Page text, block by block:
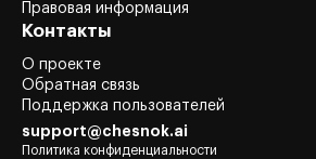
Правовая информация
Контакты
О проекте
Обратная связь
Поддержка пользователей
support@chesnok.ai
Политика конфиденциальности